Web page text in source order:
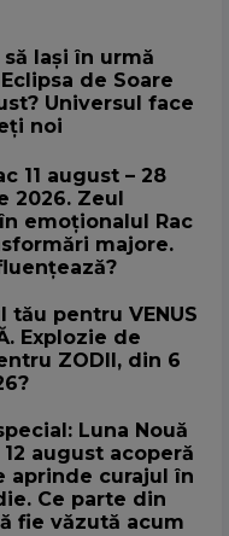
lași în urmă
de Soare
Universul face
noi
11 august – 28
2026. Zeul
emoționalul Rac
majore.
tău pentru VENUS
Explozie de
ZODII, din 6
Luna Nouă
august acoperă
aprinde curajul în
Ce parte din
fie văzută acum